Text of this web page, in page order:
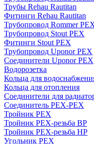
Трубы Rehau Rautitan
Фитинги Rehau Rautitan
Трубопровод Rommer
Трубопровод Stout PEX
Фитинги Stout PEX
Трубопровод Uponor PEX
Соединители Uponor PEX
Водорозетка
Кольца для
Кольца для отопления
Соединители для
Соединитель PEX-PEX
Тройник PEX
Тройник PEX-резьба ВР
Тройник PEX-резьба НР
Угольник PEX